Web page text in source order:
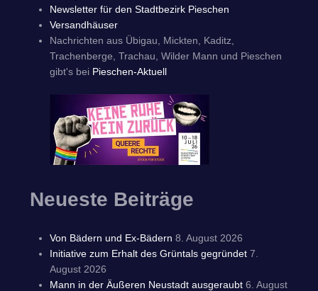
Newsletter für den Stadtbezirk Pieschen
Versandhäuser
Nachrichten aus Übigau, Mickten, Kaditz,
Trachenberge, Trachau, Wilder Mann und Pieschen
gibt's bei Pieschen-Aktuell
Neueste Beiträge
Von Bädern und Ex-Bädern 8. August 2026
Initiative zum Erhalt des Grüntals gegründet 7.
August 2026
Mann in der Äußeren Neustadt ausgeraubt 6. August